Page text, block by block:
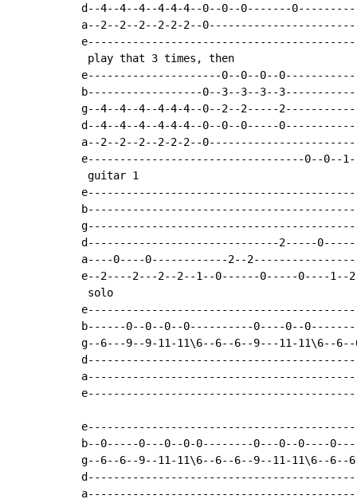
d--4--4--4--4-4-4--0--0--0-------
a--2--2--2--2-2-2--
play that 3 times, then
e---------------------0--0--0--
b------------------0--3--3--3--
g--4--4--4--4-4-4--0--2--2-----
d--4--4--4--4-4-4--0--0--0-----
a--2--2--2--2-2-2--
e----------------------------------0--0--
guitar 1
d------------------------------2-----
a----0----0------------2--
e--2----2---2--2--1--0------0-----0----
solo
b------0--0--0--0----------0----0--
g--6---9--9-11-11\6--6--6--9---11-11\6--6--
b--0-----0---0--0-0--------0---0--0----
g--6--6--9--11-11\6--6--6--9--11-11\6--6--